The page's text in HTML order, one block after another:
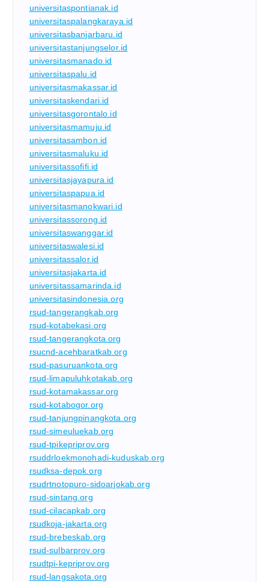
universitaspontianak.id
universitaspalangkaraya.id
universitasbanjarbaru.id
universitastanjungselor.id
universitasmanado.id
universitaspalu.id
universitasmakassar.id
universitaskendari.id
universitasgorontalo.id
universitasmamuju.id
universitasambon.id
universitasmaluku.id
universitassofifi.id
universitasjayapura.id
universitaspapua.id
universitasmanokwari.id
universitassorong.id
universitaswanggar.id
universitaswalesi.id
universitassalor.id
universitasjakarta.id
universitassamarinda.id
universitasindonesia.org
rsud-tangerangkab.org
rsud-kotabekasi.org
rsud-tangerangkota.org
rsucnd-acehbaratkab.org
rsud-pasuruankota.org
rsud-limapuluhkotakab.org
rsud-kotamakassar.org
rsud-kotabogor.org
rsud-tanjungpinangkota.org
rsud-simeuluekab.org
rsud-tpikepriprov.org
rsuddrloekmonohadi-kuduskab.org
rsudksa-depok.org
rsudrtnotopuro-sidoarjokab.org
rsud-sintang.org
rsud-cilacapkab.org
rsudkoja-jakarta.org
rsud-brebeskab.org
rsud-sulbarprov.org
rsudtpi-kepriprov.org
rsud-langsakota.org